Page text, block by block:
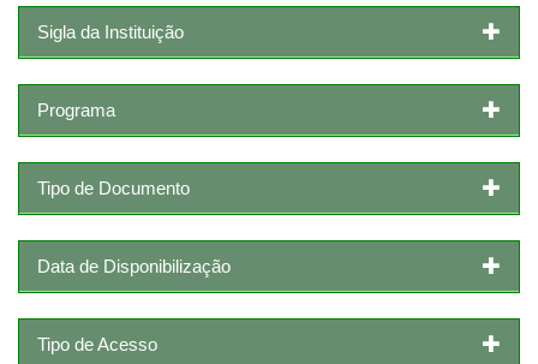
Sigla da Instituição
Programa
Tipo de Documento
Data de Disponibilização
Tipo de Acesso